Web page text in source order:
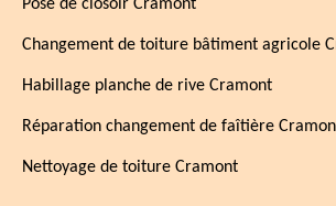
Pose de closoir Cramont
Changement de toiture bâtiment agricole
Habillage planche de rive Cramont
Réparation changement de faîtière
Nettoyage de toiture Cramont